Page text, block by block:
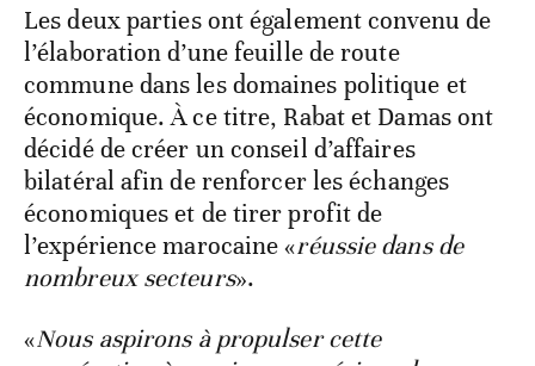
Les deux parties ont également convenu de
l’élaboration d’une feuille de route
commune dans les domaines politique et
économique. À ce titre, Rabat et Damas ont
décidé de créer un conseil d’affaires
bilatéral afin de renforcer les échanges
économiques et de tirer profit de
l’expérience marocaine «réussie dans de
nombreux secteurs».
«Nous aspirons à propulser cette